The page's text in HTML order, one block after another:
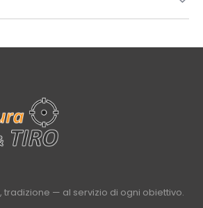
tradizione — al servizio di ogni obiettivo.